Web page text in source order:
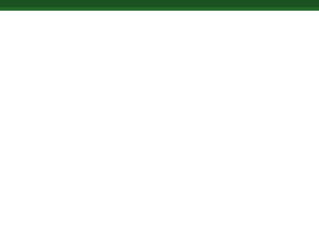
Skip to main content